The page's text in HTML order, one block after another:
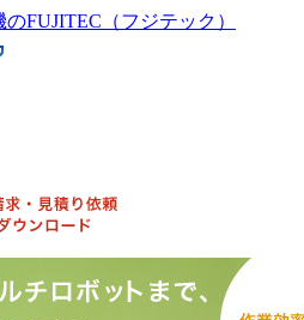
FUJITEC（フジテック）